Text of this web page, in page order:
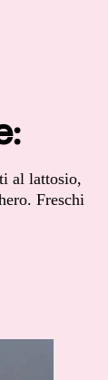
al lattosio,
Freschi